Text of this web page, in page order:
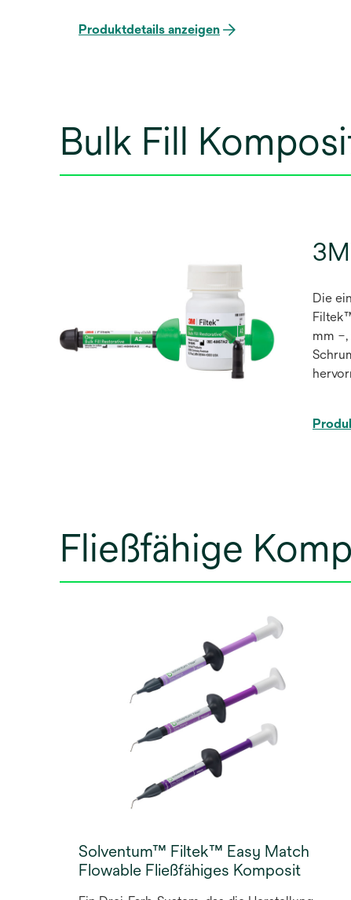
Produktdetails anzeigen
Bulk Fill
Die
mm
Fließfähige
Solventum™ Filtek™ Easy Match
Flowable Fließfähiges Komposit